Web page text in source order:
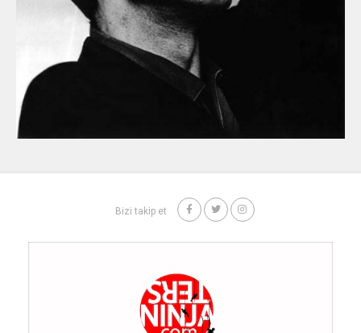
Bizi takip et